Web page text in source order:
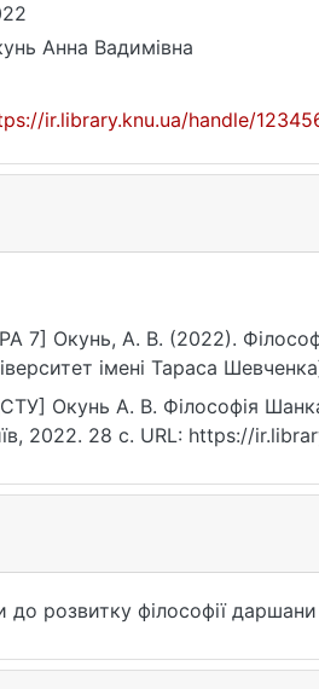
Анна Вадимівна
ir.library.knu.ua/handle/
7] Окунь, А. В. (2022).
імені Тараса
Окунь А. В. Філософія
2022. 28 с. URL: https://
розвитку філософії